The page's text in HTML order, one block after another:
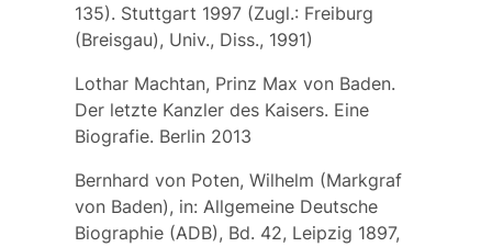
135). Stuttgart 1997 (Zugl.: Freiburg
(Breisgau), Univ., Diss., 1991)
Lothar Machtan, Prinz Max von Baden.
Der letzte Kanzler des Kaisers. Eine
Biografie. Berlin 2013
Bernhard von Poten, Wilhelm (Markgraf
von Baden), in: Allgemeine Deutsche
Biographie (ADB), Bd. 42, Leipzig 1897,